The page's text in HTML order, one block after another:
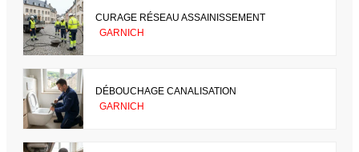
CURAGE RÉSEAU ASSAINISSEMENT
GARNICH
DÉBOUCHAGE CANALISATION
GARNICH